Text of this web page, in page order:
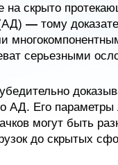
скрыто
— тому
серьезными
АД. Его
могут быть
до скрытых